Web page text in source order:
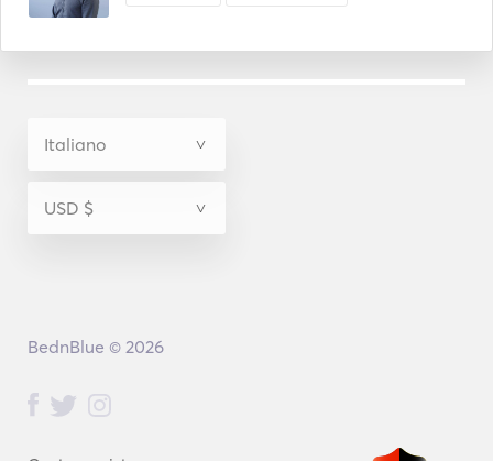
BednBlue © 2026